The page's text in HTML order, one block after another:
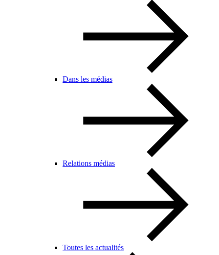
Dans les médias
Relations médias
Toutes les actualités